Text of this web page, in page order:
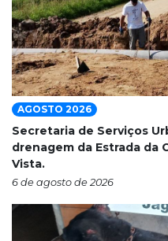
AGOSTO 2026
Secretaria de Serviços
drenagem da Estrada da
Vista.
6 de agosto de 2026